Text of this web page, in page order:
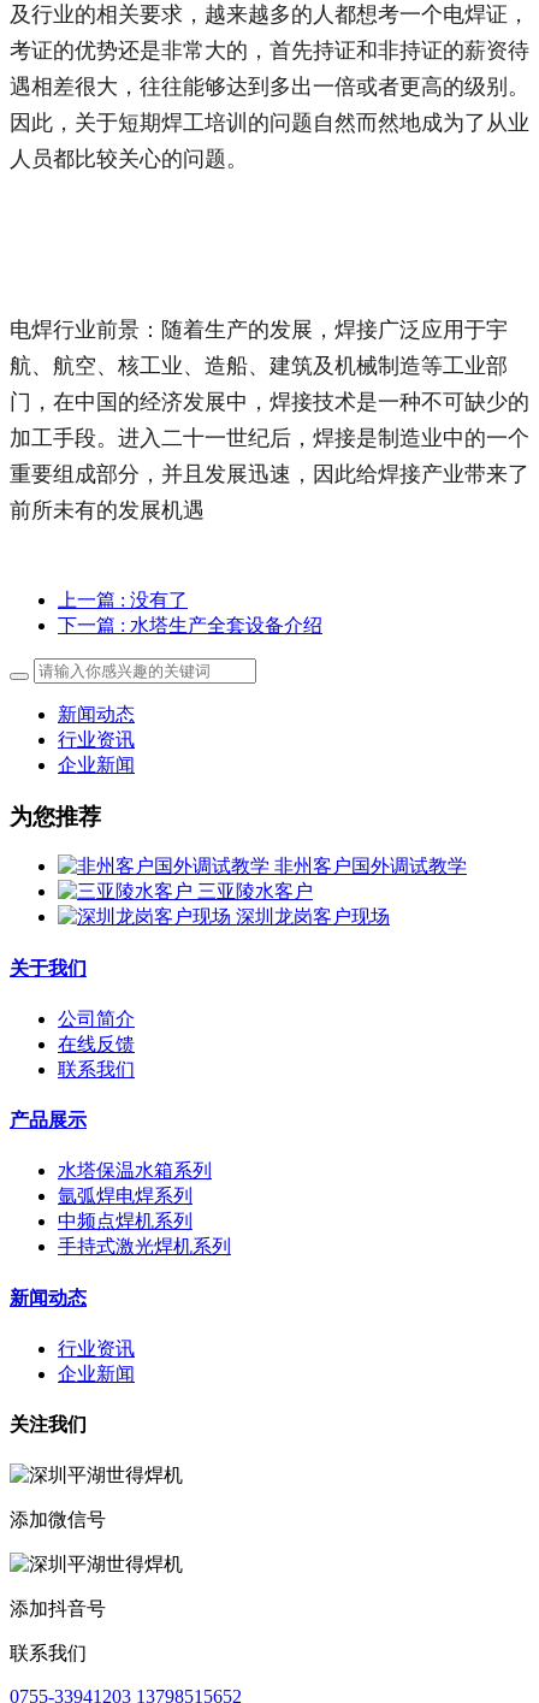
及行业的相关要求，越来越多的人都想考一个电焊证，
考证的优势还是非常大的，首先持证和非持证的薪资待
遇相差很大，往往能够达到多出一倍或者更高的级别。
因此，关于短期焊工培训的问题自然而然地成为了从业
人员都比较关心的问题。
电焊行业前景：随着生产的发展，焊接广泛应用于宇
航、航空、核工业、造船、建筑及机械制造等工业部
门，在中国的经济发展中，焊接技术是一种不可缺少的
加工手段。进入二十一世纪后，焊接是制造业中的一个
重要组成部分，并且发展迅速，因此给焊接产业带来了
前所未有的发展机遇
上一篇 : 没有了
下一篇 : 水塔生产全套设备介绍
新闻动态
行业资讯
企业新闻
为您推荐
非州客户国外调试教学
三亚陵水客户
深圳龙岗客户现场
关于我们
公司简介
在线反馈
联系我们
产品展示
水塔保温水箱系列
氩弧焊电焊系列
中频点焊机系列
手持式激光焊机系列
新闻动态
行业资讯
企业新闻
关注我们
添加微信号
添加抖音号
联系我们
0755-33941203 13798515652